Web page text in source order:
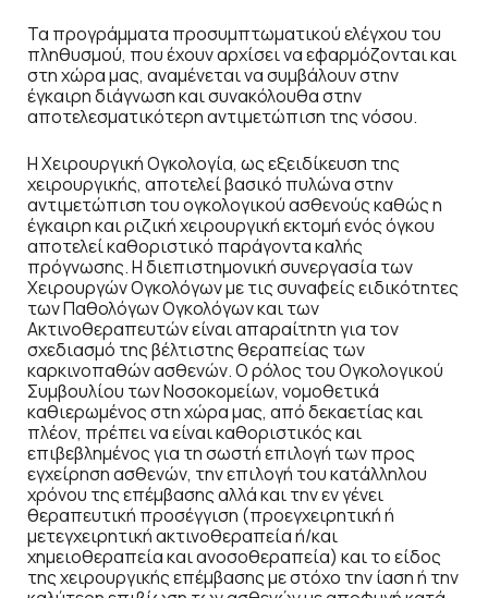
Τα προγράμματα προσυμπτωματικού ελέγχου του
πληθυσμού, που έχουν αρχίσει να εφαρμόζονται και
στη χώρα μας, αναμένεται να συμβάλουν στην
έγκαιρη διάγνωση και συνακόλουθα στην
αποτελεσματικότερη αντιμετώπιση της νόσου.
Η Χειρουργική Ογκολογία, ως εξειδίκευση της
χειρουργικής, αποτελεί βασικό πυλώνα στην
αντιμετώπιση του ογκολογικού ασθενούς καθώς η
έγκαιρη και ριζική χειρουργική εκτομή ενός όγκου
αποτελεί καθοριστικό παράγοντα καλής
πρόγνωσης. Η διεπιστημονική συνεργασία των
Χειρουργών Ογκολόγων με τις συναφείς ειδικότητες
των Παθολόγων Ογκολόγων και των
Ακτινοθεραπευτών είναι απαραίτητη για τον
σχεδιασμό της βέλτιστης θεραπείας των
καρκινοπαθών ασθενών. Ο ρόλος του Ογκολογικού
Συμβουλίου των Νοσοκομείων, νομοθετικά
καθιερωμένος στη χώρα μας, από δεκαετίας και
πλέον, πρέπει να είναι καθοριστικός και
επιβεβλημένος για τη σωστή επιλογή των προς
εγχείρηση ασθενών, την επιλογή του κατάλληλου
χρόνου της επέμβασης αλλά και την εν γένει
θεραπευτική προσέγγιση (προεγχειρητική ή
μετεγχειρητική ακτινοθεραπεία ή/και
χημειοθεραπεία και ανοσοθεραπεία) και το είδος
της χειρουργικής επέμβασης με στόχο την ίαση ή την